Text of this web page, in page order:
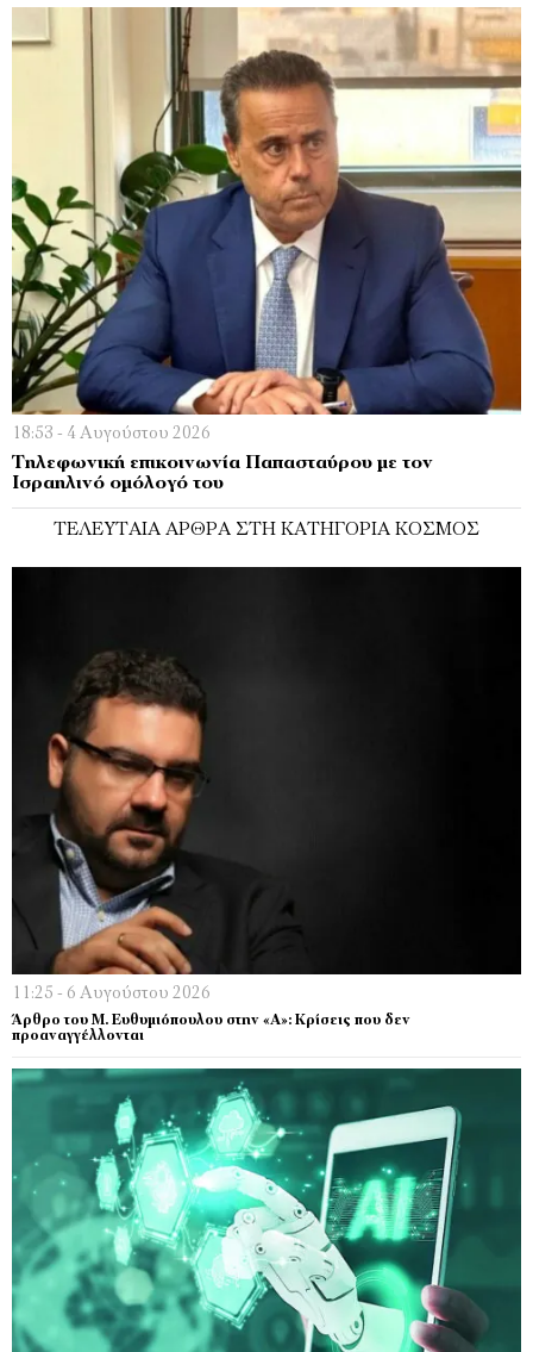
18:53 - 4 Αυγούστου 2026
Τηλεφωνική επικοινωνία Παπασταύρου με τον
Ισραηλινό ομόλογό του
ΤΕΛΕΥΤΑΊΑ ΆΡΘΡΑ ΣΤΗ ΚΑΤΗΓΟΡΊΑ ΚΌΣΜΟΣ
11:25 - 6 Αυγούστου 2026
Άρθρο του Μ. Ευθυμιόπουλου στην «Α»: Κρίσεις που δεν
προαναγγέλλονται